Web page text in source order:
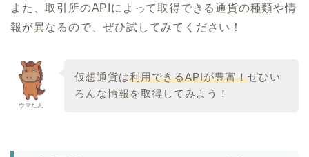
また、取引所のAPIによって取得できる通貨の種類や情
報が異なるので、ぜひ試してみてください！
ウマたん
仮想通貨は利用できるAPIが豊富！ぜひい
ろんな情報を取得してみよう！